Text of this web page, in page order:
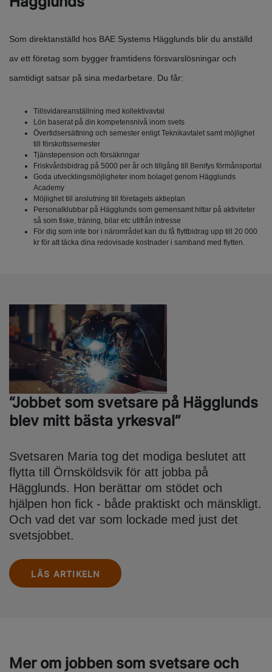
Som direktanställd hos BAE Systems Hägglunds blir du anställd
av ett företag som bygger framtidens försvarslösningar och
samtidigt satsar på sina medarbetare. Du får:
Tillsvidareanställning med kollektivavtal
Lön baserat på din kompetensnivå inom svets
Övertidsersättning och semester enligt Teknikavtalet samt möjlighet
till förskottssemester
Tjänstepension och försäkringar
Friskvårdsbidrag på 5000 per år och tillgång till Benifys förmånsportal
Goda utvecklingsmöjligheter inom bolaget genom Hägglunds
Academy
Möjlighet till anslutning till företagets aktieplan
Personalklubbar på Hägglunds som gemensamt hittar på aktiviteter
så som fiske, träning, bilar etc utifrån intresse
För dig som inte bor i närområdet kan du få flyttbidrag upp till 20 000
kr för att täcka dina redovisade kostnader i samband med flytten.
“Jobbet som svetsare på Hägglunds
blev mitt bästa yrkesval”
Svetsaren Maria tog det modiga beslutet att
flytta till Örnsköldsvik för att jobba på
Hägglunds. Hon berättar om stödet och
hjälpen hon fick - både praktiskt och mänskligt.
Och vad det var som lockade med just det
svetsjobbet.
LÄS ARTIKELN
Mer om jobben som svetsare och